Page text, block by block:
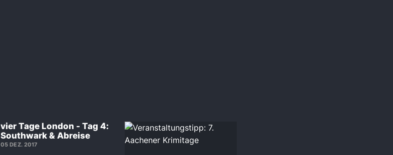
vier Tage London - Tag 4:
Southwark & Abreise
05 DEZ. 2017